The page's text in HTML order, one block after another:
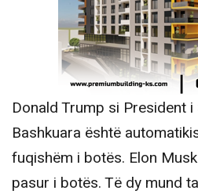
Donald Trump si President
Bashkuara është
fuqishëm i botës. Elon
pasur i botës. Të dy mund